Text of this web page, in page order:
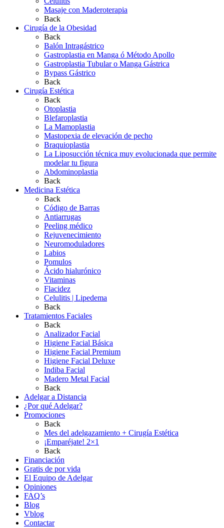
Masaje con Maderoterapia
Back
Cirugía de la Obesidad
Back
Balón Intragástrico
Gastroplastia en Manga ó Método Apollo
Gastroplastia Tubular o Manga Gástrica
Bypass Gástrico
Back
Cirugía Estética
Back
Otoplastia
Blefaroplastia
La Mamoplastia
Mastopexia de elevación de pecho
Braquioplastia
La Liposucción técnica muy evolucionada que permite
modelar tu figura
Abdominoplastia
Back
Medicina Estética
Back
Código de Barras
Antiarrugas
Peeling médico
Rejuvenecimiento
Neuromoduladores
Labios
Pomulos
Ácido hialurónico
Vitaminas
Flacidez
Celulitis | Lipedema
Back
Tratamientos Faciales
Back
Analizador Facial
Higiene Facial Básica
Higiene Facial Premium
Higiene Facial Deluxe
Indiba Facial
Madero Metal Facial
Back
Adelgar a Distancia
¿Por qué Adelgar?
Promociones
Back
Mes del adelgazamiento + Cirugía Estética
¡Emparéjate! 2×1
Back
Financiación
Gratis de por vida
El Equipo de Adelgar
Opiniones
FAQ’s
Blog
Vblog
Contactar